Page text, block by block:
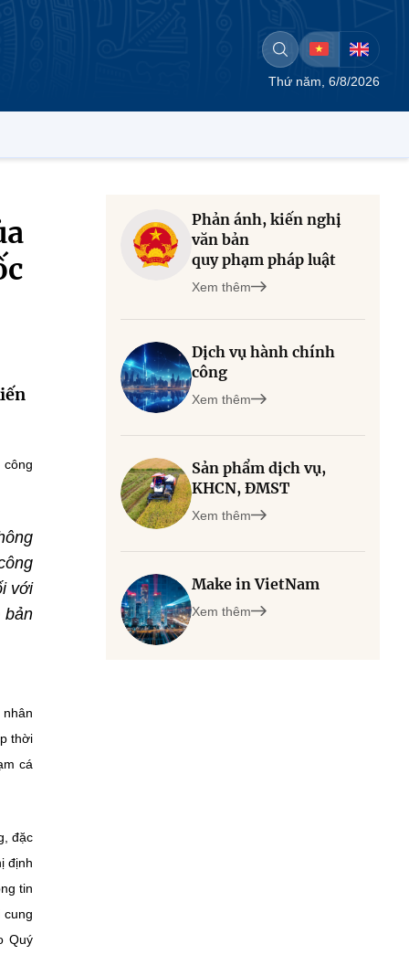
Thứ năm, 6/8/2026
công
với
bản
thời
cá
đặc
định
tin
cung
Quý
Phản ánh, kiến nghị
văn bản
quy phạm pháp luật
Xem thêm
Dịch vụ hành chính
công
Xem thêm
Sản phẩm dịch vụ,
KHCN, ĐMST
Xem thêm
Make in VietNam
Xem thêm